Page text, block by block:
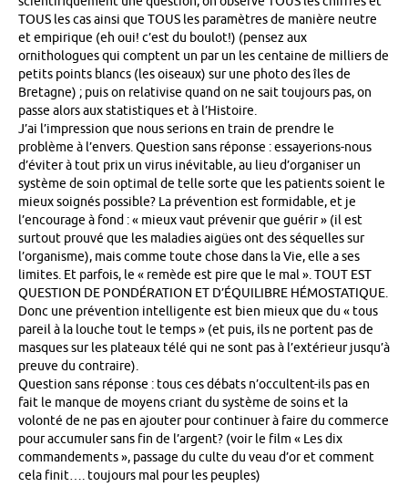
TOUS les cas ainsi que TOUS les paramètres de manière neutre
et empirique (eh oui! c’est du boulot!) (pensez aux
ornithologues qui comptent un par un les centaine de milliers de
petits points blancs (les oiseaux) sur une photo des îles de
Bretagne) ; puis on relativise quand on ne sait toujours pas, on
passe alors aux statistiques et à l’Histoire.
J’ai l’impression que nous serions en train de prendre le
problème à l’envers. Question sans réponse : essayerions-nous
d’éviter à tout prix un virus inévitable, au lieu d’organiser un
système de soin optimal de telle sorte que les patients soient le
mieux soignés possible? La prévention est formidable, et je
l’encourage à fond : « mieux vaut prévenir que guérir » (il est
surtout prouvé que les maladies aigües ont des séquelles sur
l’organisme), mais comme toute chose dans la Vie, elle a ses
limites. Et parfois, le « remède est pire que le mal ». TOUT EST
QUESTION DE PONDÉRATION ET D’ÉQUILIBRE HÉMOSTATIQUE.
Donc une prévention intelligente est bien mieux que du « tous
pareil à la louche tout le temps » (et puis, ils ne portent pas de
masques sur les plateaux télé qui ne sont pas à l’extérieur jusqu’à
preuve du contraire).
Question sans réponse : tous ces débats n’occultent-ils pas en
fait le manque de moyens criant du système de soins et la
volonté de ne pas en ajouter pour continuer à faire du commerce
pour accumuler sans fin de l’argent? (voir le film « Les dix
commandements », passage du culte du veau d’or et comment
cela finit…. toujours mal pour les peuples)